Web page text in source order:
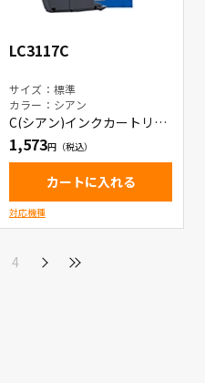
LC3117C
サイズ：標準
カラー：シアン
C(シアン)インクカートリッ
ジ
1,573
カートに入れる
対応機種
4